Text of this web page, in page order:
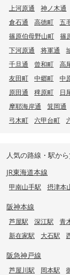
上河原通
神ノ木通
倉石通
高徳町 五
篠原伯母野山町
篠
下河原通
将軍通
千旦通
曾和町 高
友田町
中郷町 中
原田通
稗原町 日
摩耶海岸通
箕岡通
弓木町
六甲台町
人気の路線・駅か
JR東海道本線
甲南山手駅 摂津本
阪神本線
芦屋駅 深江駅 青
新在家駅
大石駅
阪急神戸線
芦屋川駅 岡本駅